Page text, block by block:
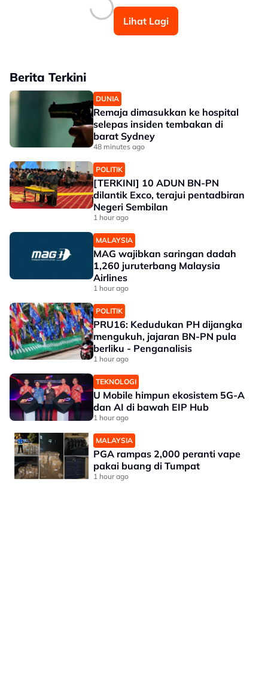
Lihat Lagi
Berita Terkini
DUNIA
Remaja dimasukkan ke hospital
selepas insiden tembakan di
barat Sydney
48 minutes ago
POLITIK
[TERKINI] 10 ADUN BN-PN
dilantik Exco, terajui pentadbiran
Negeri Sembilan
1 hour ago
MALAYSIA
MAG wajibkan saringan dadah
1,260 juruterbang Malaysia
Airlines
1 hour ago
POLITIK
PRU16: Kedudukan PH dijangka
mengukuh, jajaran BN-PN pula
berliku - Penganalisis
1 hour ago
TEKNOLOGI
U Mobile himpun ekosistem 5G-A
dan AI di bawah EIP Hub
1 hour ago
MALAYSIA
PGA rampas 2,000 peranti vape
pakai buang di Tumpat
1 hour ago